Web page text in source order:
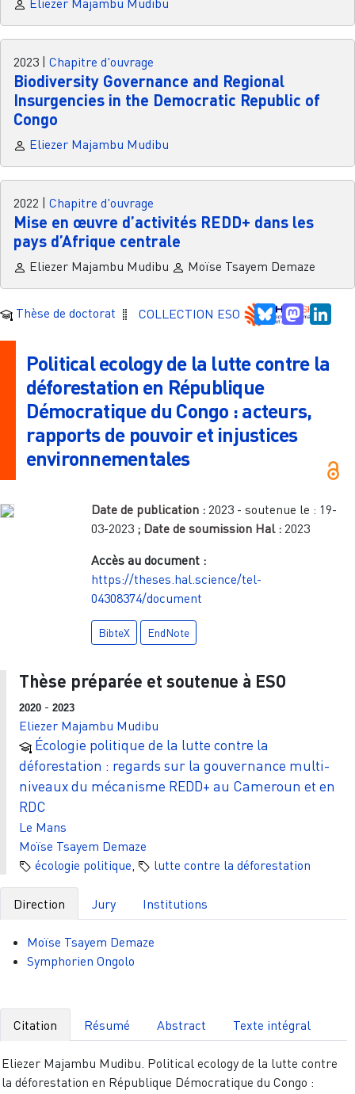
2023 | Chapitre d'ouvrage
Biodiversity Governance and Regional
Insurgencies in the Democratic Republic of
Congo
Eliezer Majambu Mudibu
2022 | Chapitre d'ouvrage
Mise en œuvre d’activités REDD+ dans les
pays d’Afrique centrale
Eliezer Majambu Mudibu Moïse Tsayem Demaze
Thèse de doctorat COLLECTION ESO Bluesky
Political ecology de la lutte contre la
déforestation en République
Démocratique du Congo : acteurs,
rapports de pouvoir et injustices
environnementales
Date de publication : 2023 - soutenue le : 19-
03-2023 ; Date de soumission Hal : 2023
Accès au document :
https://theses.hal.science/tel-
04308374/document
BibteX EndNote
Thèse préparée et soutenue à ESO
2020 - 2023
Eliezer Majambu Mudibu
Écologie politique de la lutte contre la
déforestation : regards sur la gouvernance multi-
niveaux du mécanisme REDD+ au Cameroun et en
RDC
Le Mans
Moïse Tsayem Demaze
écologie politique
lutte contre la déforestation
Direction Jury Institutions
Moïse Tsayem Demaze
Symphorien Ongolo
Citation Résumé Abstract Texte intégral
Eliezer Majambu Mudibu. Political ecology de la lutte contre
la déforestation en République Démocratique du Congo :